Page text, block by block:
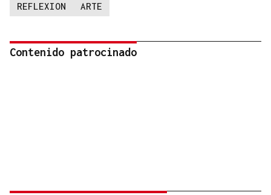
REFLEXION ARTE
Contenido patrocinado